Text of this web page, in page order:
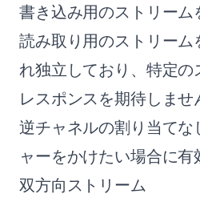
書き込み用のストリー
読み取り用のストリー
れ独立しており、特定
レスポンスを期待しま
逆チャネルの割り当て
ャーをかけたい場合に有
双方向ストリーム